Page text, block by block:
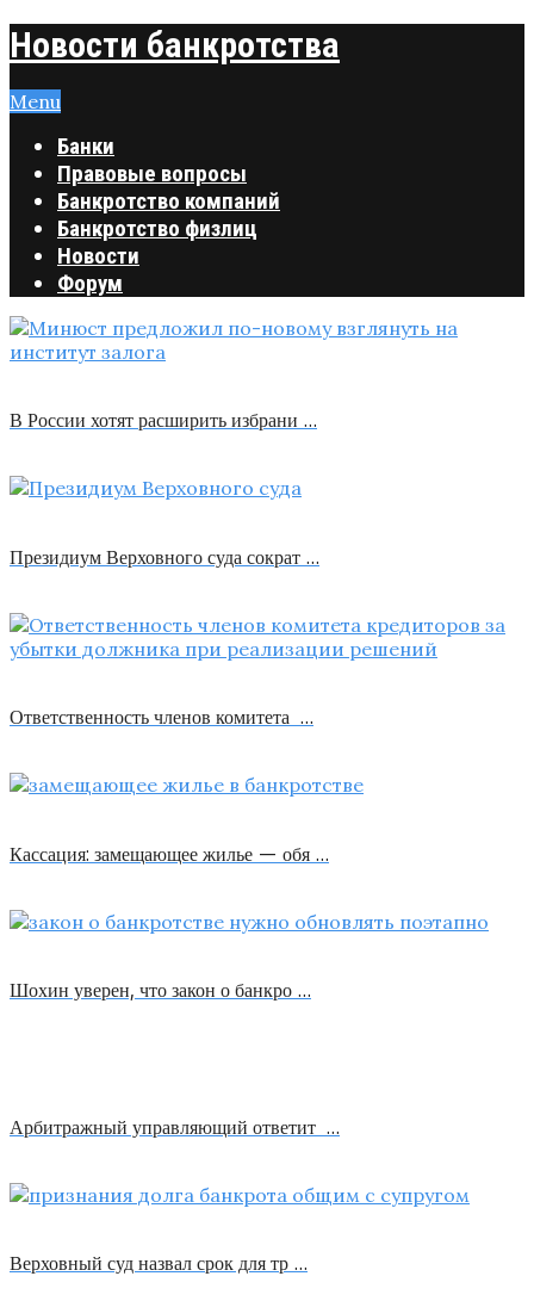
Новости банкротства
Menu
Банки
Правовые вопросы
Банкротство компаний
Банкротство физлиц
Новости
Форум
В России хотят расширить избрани …
Президиум Верховного суда сократ …
Ответственность членов комитета …
Кассация: замещающее жилье — обя …
Шохин уверен, что закон о банкро …
Арбитражный управляющий ответит …
Верховный суд назвал срок для тр …